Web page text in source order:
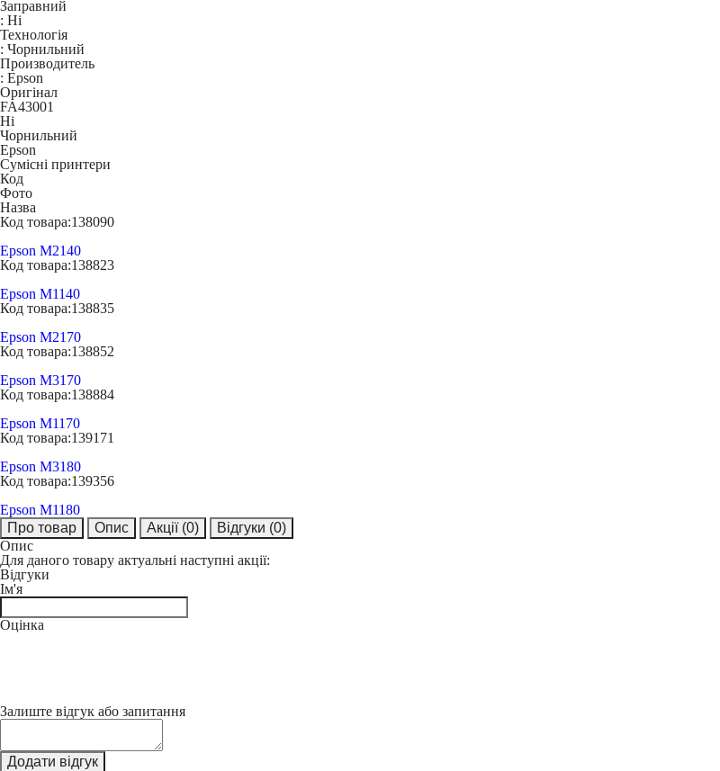
Заправний
: Ні
Технологія
: Чорнильний
Производитель
: Epson
Оригінал
FA43001
Ні
Чорнильний
Epson
Сумісні принтери
Код
Фото
Назва
Код товара:138090
Epson M2140
Код товара:138823
Epson M1140
Код товара:138835
Epson M2170
Код товара:138852
Epson M3170
Код товара:138884
Epson M1170
Код товара:139171
Epson M3180
Код товара:139356
Epson M1180
Про товар
Опис Акції (0) Відгуки (0)
Опис
Для даного товару актуальні наступні акції:
Відгуки
Ім'я
Оцінка
Залиште відгук або запитання
Додати відгук